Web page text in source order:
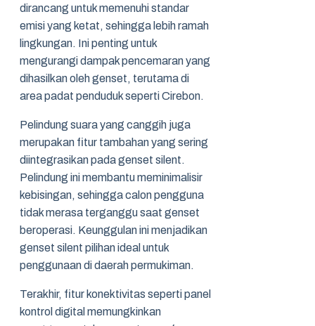
dirancang untuk memenuhi standar
emisi yang ketat, sehingga lebih ramah
lingkungan. Ini penting untuk
mengurangi dampak pencemaran yang
dihasilkan oleh genset, terutama di
area padat penduduk seperti Cirebon.
Pelindung suara yang canggih juga
merupakan fitur tambahan yang sering
diintegrasikan pada genset silent.
Pelindung ini membantu meminimalisir
kebisingan, sehingga calon pengguna
tidak merasa terganggu saat genset
beroperasi. Keunggulan ini menjadikan
genset silent pilihan ideal untuk
penggunaan di daerah permukiman.
Terakhir, fitur konektivitas seperti panel
kontrol digital memungkinkan